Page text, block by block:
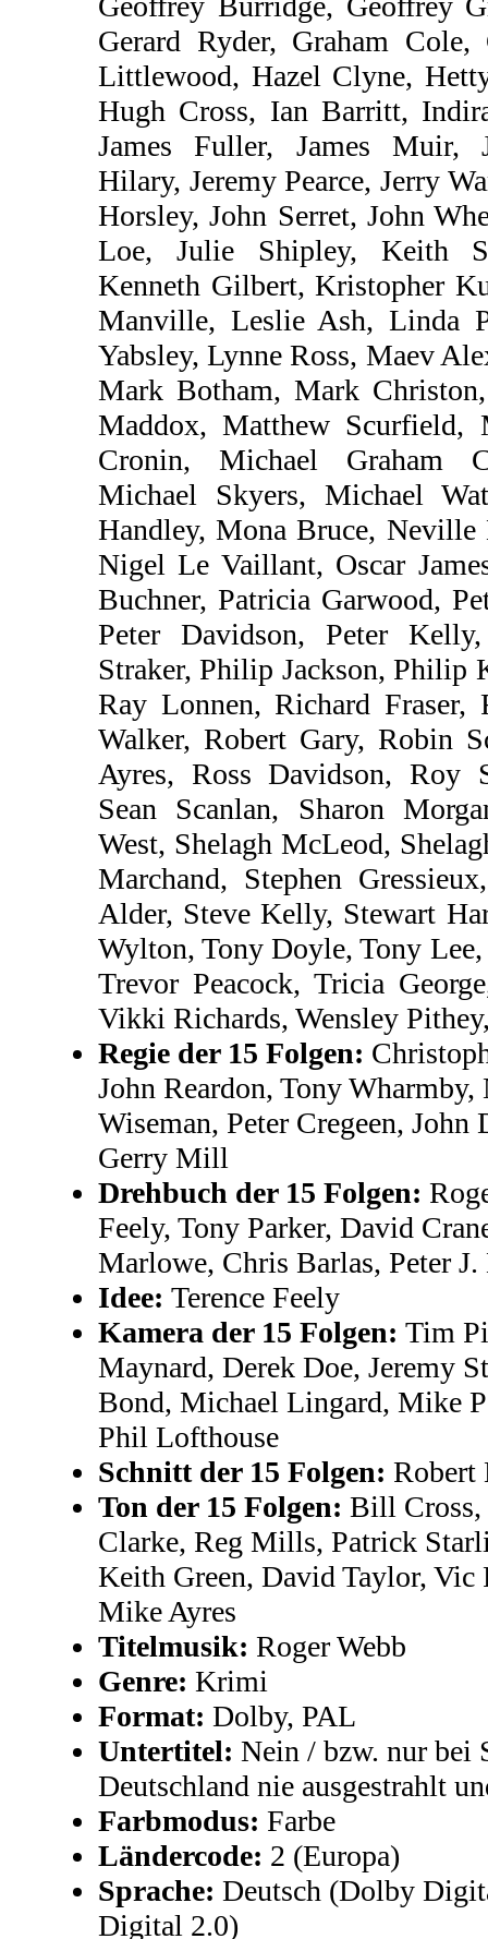
Gerard Ryder, Graham
Littlewood, Hazel Clyne,
Hugh Cross, Ian Barritt,
James Fuller, James Muir,
Hilary, Jeremy Pearce, Jerry
Horsley, John Serret, John
Loe, Julie Shipley, Keith
Kenneth Gilbert, Kristopher
Manville, Leslie Ash, Linda
Yabsley, Lynne Ross, Maev
Mark Botham, Mark
Maddox, Matthew Scurfield,
Cronin, Michael Graham
Michael Skyers, Michael
Handley, Mona Bruce, Neville
Nigel Le Vaillant, Oscar
Buchner, Patricia Garwood,
Peter Davidson, Peter
Straker, Philip Jackson, Philip
Ray Lonnen, Richard Fraser,
Walker, Robert Gary, Robin
Ayres, Ross Davidson, Roy
Sean Scanlan, Sharon
West, Shelagh McLeod,
Marchand, Stephen
Alder, Steve Kelly, Stewart
Wylton, Tony Doyle, Tony
Trevor Peacock, Tricia
Vikki Richards, Wensley
Regie der 15 Folgen:
John Reardon, Tony
Wiseman, Peter Cregeen, John
Gerry Mill
Drehbuch der 15 Folgen:
Feely, Tony Parker, David
Marlowe, Chris Barlas, Peter
Idee: Terence Feely
Kamera der 15 Folgen: Tim
Maynard, Derek Doe, Jeremy
Bond, Michael Lingard, Mike
Phil Lofthouse
Schnitt der 15 Folgen: Robert
Ton der 15 Folgen: Bill Cross,
Clarke, Reg Mills, Patrick
Keith Green, David Taylor, Vic
Mike Ayres
Titelmusik: Roger Webb
Genre: Krimi
Format: Dolby, PAL
Untertitel: Nein / bzw. nur bei
Deutschland nie ausgestrahlt
Farbmodus: Farbe
Ländercode: 2 (Europa)
Sprache: Deutsch (Dolby
Digital 2.0)